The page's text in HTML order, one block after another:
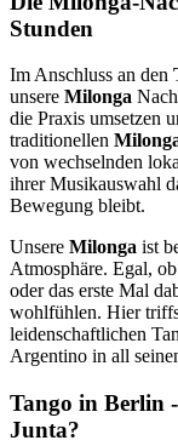
Stunden
Im Anschluss an den
unsere Milonga
die Praxis umsetzen
traditionellen
von wechselnden
ihrer Musikauswahl
Bewegung bleibt.
Unsere Milonga ist
Atmosphäre. Egal,
oder das erste Mal
wohlfühlen. Hier
leidenschaftlichen
Argentino in all
Tango in Berlin
Junta?